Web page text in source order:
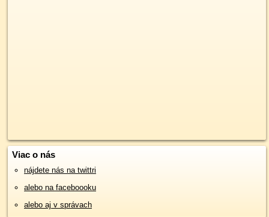
Viac o nás
nájdete nás na twittri
alebo na faceboooku
alebo aj v správach